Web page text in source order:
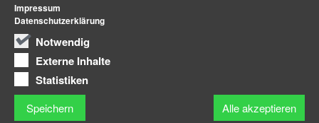
Notwendig
Externe Inhalte
Statistiken
Speichern Alle akzeptieren
Impressum
Datenschutzerklärung